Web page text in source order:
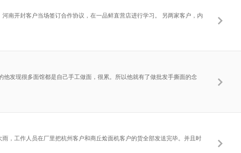
南开封客户当场签订合作协议，在一品鲜直营店进行学习。 另两家客户，内
发现很多面馆都是自己手工做面，很累。所以他就有了做批发手撕面的念
，工作人员在厂里把杭州客户和商丘烩面机客户的货全部发送完毕。并且时